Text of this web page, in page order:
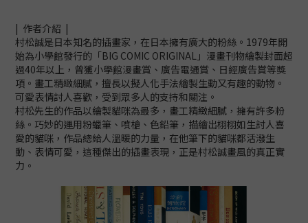
| 作者介紹 |
村松誠是日本知名的插畫家，在日本擁有廣大的粉絲。1979年開
始為小學館發行的「BIG COMIC ORIGINAL」漫畫刊物繪製封面超
過40年以上，曾獲小學館漫畫賞、廣告電通賞、日經廣告賞等獎
項。畫工精緻細膩，擅長以擬人化手法繪製生動又有趣的動物。
可愛表情討人喜歡，受到眾多人的支持和關注。
村松先生的作品以繪製貓咪為最多，畫工精緻細膩，擁有許多粉
絲。巧妙的運用粉蠟筆、噴槍、色鉛筆，描繪出栩栩如生討人喜
愛的貓咪，作品總給人溫暖的力量，在他筆下的貓咪都活潑生
動、表情可愛，這種傑出的插畫表現，正是村松誠畫風的真正實
力。